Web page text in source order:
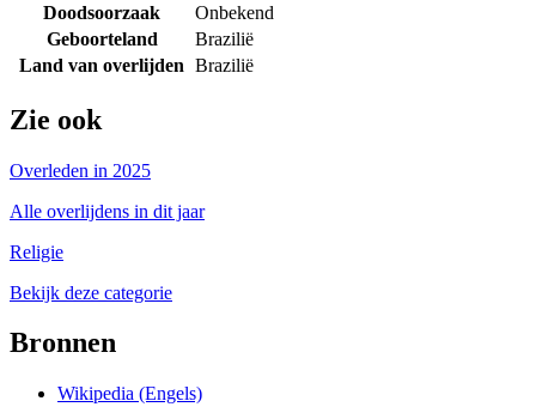
Doodsoorzaak
Onbekend
Geboorteland
Brazilië
Land van overlijden Brazilië
Zie ook
Overleden in 2025
Alle overlijdens in dit jaar
Religie
Bekijk deze categorie
Bronnen
Wikipedia (Engels)